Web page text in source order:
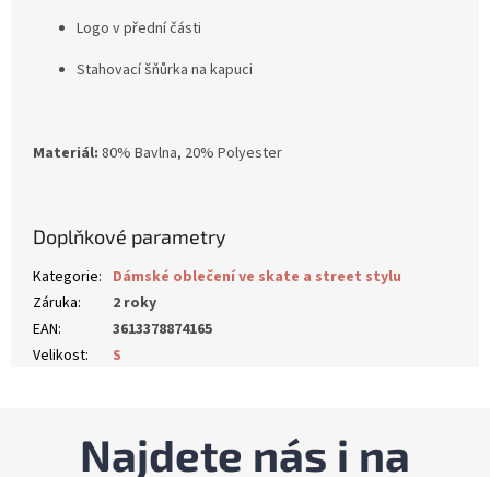
Logo v přední části
Stahovací šňůrka na kapuci
Materiál: 80% Bavlna, 20% Polyester
Doplňkové parametry
Kategorie: Dámské oblečení ve skate a street stylu
Záruka:
2 roky
EAN:
3613378874165
Velikost: S
Najdete nás i na